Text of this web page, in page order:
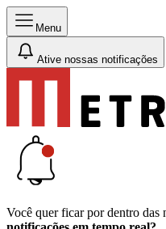
Menu
Ative nossas notificações
Você quer ficar por dentro das